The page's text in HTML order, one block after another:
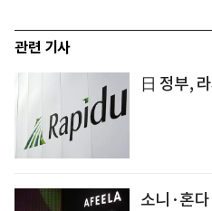
관련 기사
日 정부,
소니·혼